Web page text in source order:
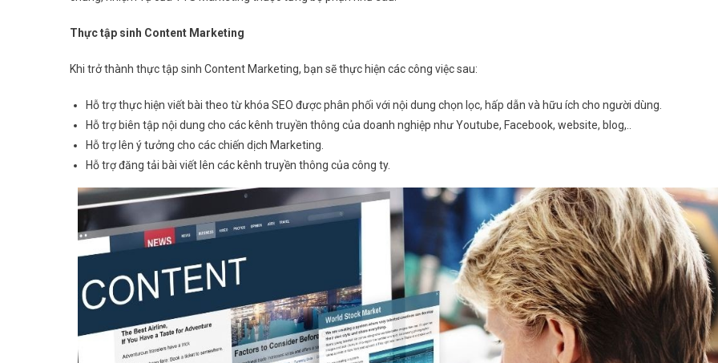
Thực tập sinh Content Marketing
Khi trở thành thực tập sinh Content Marketing, bạn sẽ thực hiện các công việc sau:
Hỗ trợ thực hiện viết bài theo từ khóa SEO được phân phối với nội dung chọn lọc, hấp dẫn và hữu ích cho người dùng.
Hỗ trợ biên tập nội dung cho các kênh truyền thông của doanh nghiệp như Youtube, Facebook, website, blog,..
Hỗ trợ lên ý tưởng cho các chiến dịch Marketing.
Hỗ trợ đăng tải bài viết lên các kênh truyền thông của công ty.